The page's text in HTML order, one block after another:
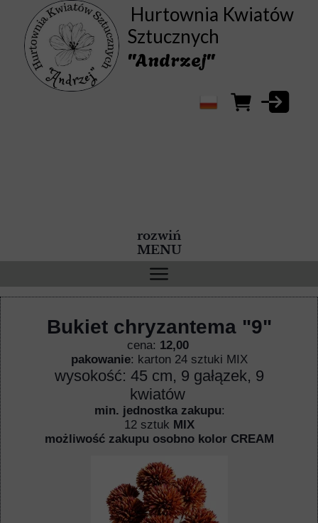
rozwiń
MENU
Hurtownia Kwiatów
Sztucznych
"Andrzej"
Bukiet chryzantema "9"
cena: 12,00
pakowanie: karton 24 sztuki MIX
wysokość: 45 cm, 9 gałązek, 9
kwiatów
min. jednostka zakupu:
12 sztuk MIX
możliwość zakupu osobno kolor CREAM